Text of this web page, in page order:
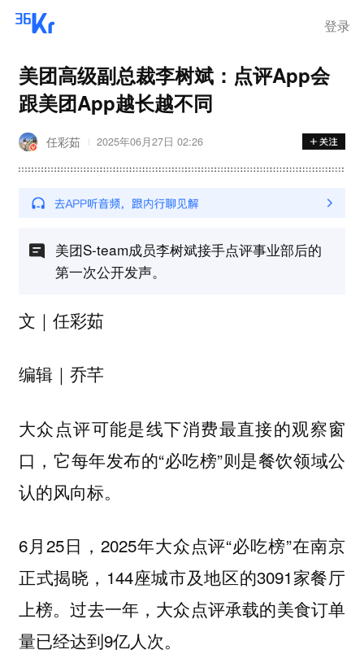
登录
美团高级副总裁李树斌：点评App会
跟美团App越长越不同
任彩茹 2025年06月27日 02:26
美团S-team成员李树斌接手点评事业部后的
第一次公开发声。
文｜任彩茹
编辑｜乔芊
大众点评可能是线下消费最直接的观察窗
口，它每年发布的“必吃榜”则是餐饮领域公
认的风向标。
6月25日，2025年大众点评“必吃榜”在南京
正式揭晓，144座城市及地区的3091家餐厅
上榜。过去一年，大众点评承载的美食订单
量已经达到9亿人次。